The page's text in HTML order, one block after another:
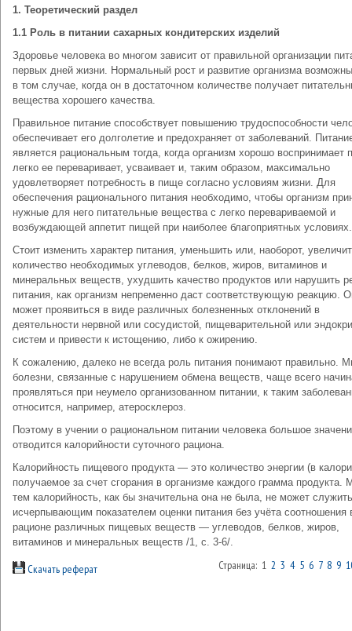
1. Теоретический раздел
1.1 Роль в питании сахарных кондитерских изделий
Здоровье человека во многом зависит от правильной организации
первых дней жизни. Нормальный рост и развитие организма
в том случае, когда он в достаточном количестве получает
вещества хорошего качества.
Правильное питание способствует повышению трудоспособности
обеспечивает его долголетие и предохраняет от заболеваний.
является рациональным тогда, когда организм хорошо воспринимает
легко ее переваривает, усваивает и, таким образом, максимально
удовлетворяет потребность в пище согласно условиям жизни. Для
обеспечения рационального питания необходимо, чтобы организм
нужные для него питательные вещества с легко перевариваемой и
возбуждающей аппетит пищей при наиболее благоприятных условиях.
Стоит изменить характер питания, уменьшить или, наоборот,
количество необходимых углеводов, белков, жиров, витаминов и
минеральных веществ, ухудшить качество продуктов или нарушить
питания, как организм непременно даст соответствующую реакцию.
может проявиться в виде различных болезненных отклонений в
деятельности нервной или сосудистой, пищеварительной или
систем и привести к истощению, либо к ожирению.
К сожалению, далеко не всегда роль питания понимают правильно.
болезни, связанные с нарушением обмена веществ, чаще всего
проявляться при неумело организованном питании, к таким
относится, например, атеросклероз.
Поэтому в учении о рациональном питании человека большое
отводится калорийности суточного рациона.
Калорийность пищевого продукта — это количество энергии (в
получаемое за счет сгорания в организме каждого грамма продукта.
тем калорийность, как бы значительна она не была, не может служить
исчерпывающим показателем оценки питания без учёта соотношения
рационе различных пищевых веществ — углеводов, белков, жиров,
витаминов и минеральных веществ /1, с. 3-6/.
Скачать реферат Страница: 1 2 3 4 5 6 7 8 9